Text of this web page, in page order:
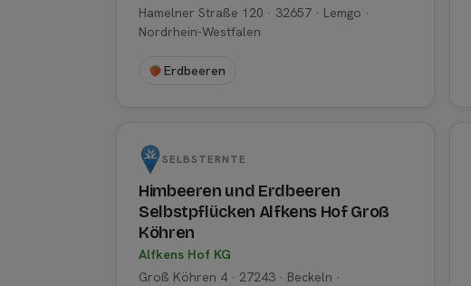
Hamelner Straße 120 · 32657 · Lemgo ·
Nordrhein-Westfalen
Erdbeeren
SELBSTERNTE
Himbeeren und Erdbeeren
Selbstpflücken Alfkens Hof Groß
Köhren
Alfkens Hof KG
Groß Köhren 4 · 27243 · Beckeln ·